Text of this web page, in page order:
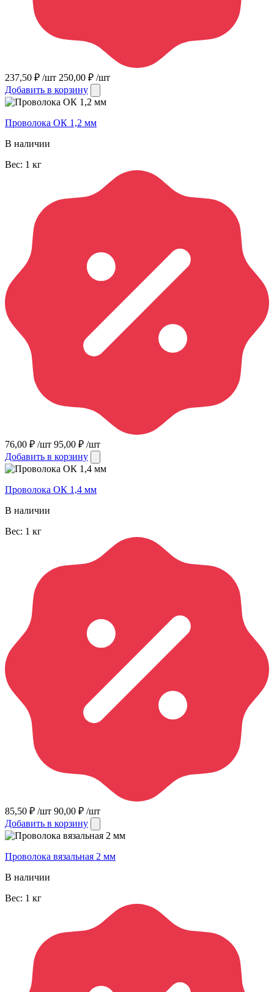
237,50 ₽ /шт 250,00 ₽ /шт
Добавить в корзину
Проволока ОК 1,2 мм
В наличии
Вес: 1 кг
76,00 ₽ /шт 95,00 ₽ /шт
Добавить в корзину
Проволока ОК 1,4 мм
В наличии
Вес: 1 кг
85,50 ₽ /шт 90,00 ₽ /шт
Добавить в корзину
Проволока вязальная 2 мм
В наличии
Вес: 1 кг